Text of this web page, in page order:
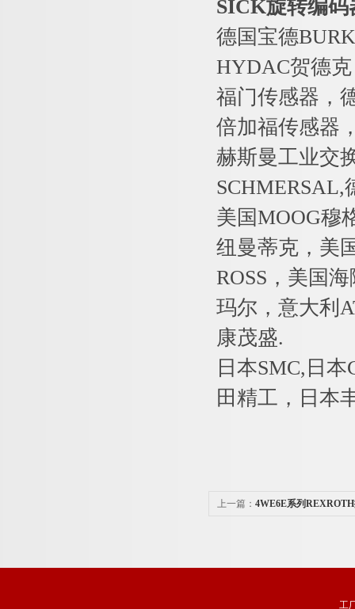
SICK旋转编码
德国宝德
HYDAC贺德
福门传感器，
倍加福传感器
赫斯曼工业交
SCHMERSAL,
美国MOOG穆
纽曼蒂克，美
ROSS，美国
玛尔，意大利
康茂盛.
日本SMC,日
田精工，日本
上一篇： 4WE6E系列
工